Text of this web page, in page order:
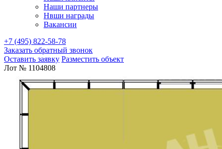
Наши партнеры
Нвши награды
Вакансии
+7 (495) 822-58-78
Заказать обратный звонок
Оставить заявку Разместить объект
Лот № 1104808